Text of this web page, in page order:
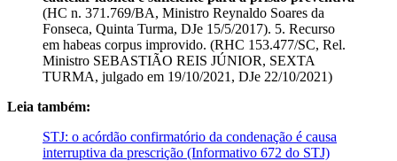
(HC n. 371.769/BA, Ministro Reynaldo Soares da
Fonseca, Quinta Turma, DJe 15/5/2017). 5. Recurso
em habeas corpus improvido. (RHC 153.477/SC, Rel.
Ministro SEBASTIÃO REIS JÚNIOR, SEXTA
TURMA, julgado em 19/10/2021, DJe 22/10/2021)
Leia também:
STJ: o acórdão confirmatório da condenação é causa
interruptiva da prescrição (Informativo 672 do STJ)